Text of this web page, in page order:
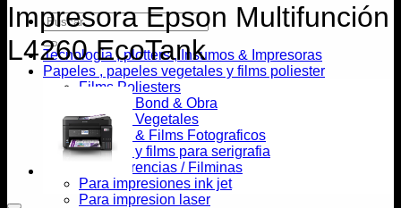
Buscar
por:
Tecnologia , plotters , Insumos & Impresoras
Papeles , papeles vegetales y films poliester
Films Poliesters
Papeles Bond & Obra
Papeles Vegetales
Papeles & Films Fotograficos
Papeles y films para serigrafia
Transparencias / Filminas
Para impresiones ink jet
Para impresion laser
Impresora Epson Multifunción
L4260 EcoTank